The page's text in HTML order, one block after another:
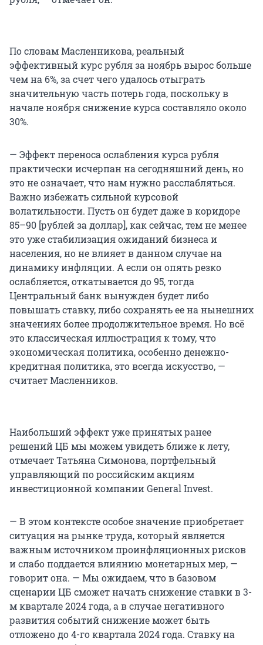
По словам Масленникова, реальный
эффективный курс рубля за ноябрь вырос больше
чем на 6%, за счет чего удалось отыграть
значительную часть потерь года, поскольку в
начале ноября снижение курса составляло около
30%.
— Эффект переноса ослабления курса рубля
практически исчерпан на сегодняшний день, но
это не означает, что нам нужно расслабляться.
Важно избежать сильной курсовой
волатильности. Пусть он будет даже в коридоре
85–90 [рублей за доллар], как сейчас, тем не менее
это уже стабилизация ожиданий бизнеса и
населения, но не влияет в данном случае на
динамику инфляции. А если он опять резко
ослабляется, откатывается до 95, тогда
Центральный банк вынужден будет либо
повышать ставку, либо сохранять ее на нынешних
значениях более продолжительное время. Но всё
это классическая иллюстрация к тому, что
экономическая политика, особенно денежно-
кредитная политика, это всегда искусство, —
считает Масленников.
Наибольший эффект уже принятых ранее
решений ЦБ мы можем увидеть ближе к лету,
отмечает Татьяна Симонова, портфельный
управляющий по российским акциям
инвестиционной компании General Invest.
— В этом контексте особое значение приобретает
ситуация на рынке труда, который является
важным источником проинфляционных рисков
и слабо поддается влиянию монетарных мер, —
говорит она. — Мы ожидаем, что в базовом
сценарии ЦБ сможет начать снижение ставки в 3-
м квартале 2024 года, а в случае негативного
развития событий снижение может быть
отложено до 4-го квартала 2024 года. Ставку на